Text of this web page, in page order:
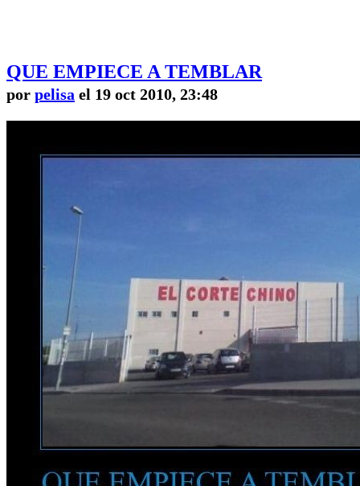
QUE EMPIECE A TEMBLAR
por pelisa el 19 oct 2010, 23:48